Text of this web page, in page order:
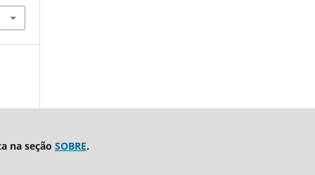
na seção SOBRE.